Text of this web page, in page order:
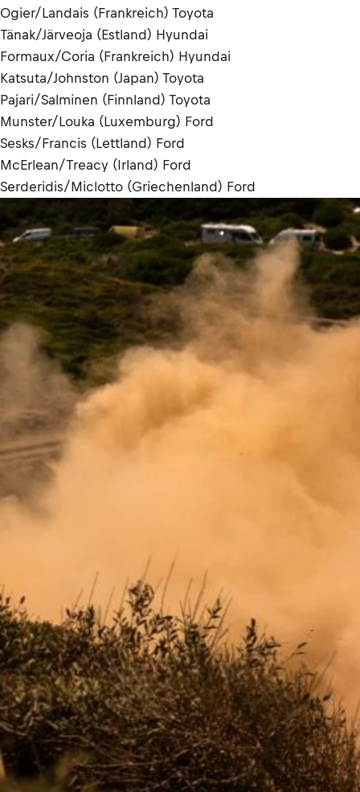
Ogier/Landais (Frankreich) Toyota
Tänak/Järveoja (Estland) Hyundai
Formaux/Coria (Frankreich) Hyundai
Katsuta/Johnston (Japan) Toyota
Pajari/Salminen (Finnland) Toyota
Munster/Louka (Luxemburg) Ford
Sesks/Francis (Lettland) Ford
McErlean/Treacy (Irland) Ford
Serderidis/Miclotto (Griechenland) Ford